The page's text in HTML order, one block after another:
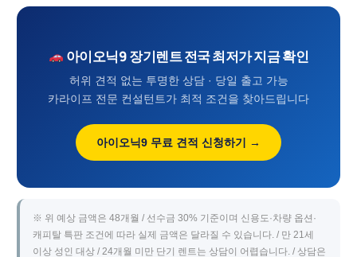
아이오닉9 장기렌트 전국 최저가 지금 확인
허위 견적 없는 투명한 상담 · 당일 출고 가능
카라이프 전문 컨설턴트가 최적 조건을 찾아드립니다
아이오닉9 무료 견적 신청하기 →
※ 위 예상 금액은 48개월 / 선수금 30% 기준이며 신용도·차량 옵션·
캐피탈 특판 조건에 따라 실제 금액은 달라질 수 있습니다. / 만 21세
이상 성인 대상 / 24개월 미만 단기 렌트는 상담이 어렵습니다. / 상담은